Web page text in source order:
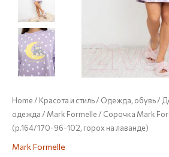
Home/ Красота и стиль/ Одежда, обувь/
одежда/ Mark Formelle/ Сорочка Mark
(р.164/170-96-102, горох на лаванде)
Mark Formelle